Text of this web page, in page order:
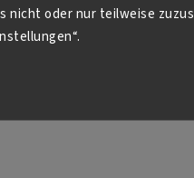
nicht oder nur teilweise